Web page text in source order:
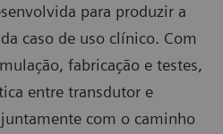
para produzir a
caso de uso clínico. Com
fabricação e testes,
entre transdutor e
com o caminho